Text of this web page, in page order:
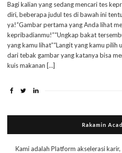
Bagi kalian yang sedang mencari tes
diri, beberapa judul tes di bawah ini
ya!“Gambar pertama yang Anda lihat
kepribadianmu!”“Ungkap bakat
yang kamu lihat”“Langit yang kamu pilih
dari tebak gambar yang katanya bisa
kuis makanan […]
Rakamin
Kami adalah Platform akselerasi